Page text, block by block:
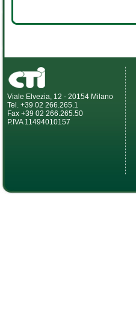
Viale Elvezia, 12 - 20154 Milano
Tel. +39 02 266.265.1
Fax +39 02 266.265.50
P.IVA 11494010157